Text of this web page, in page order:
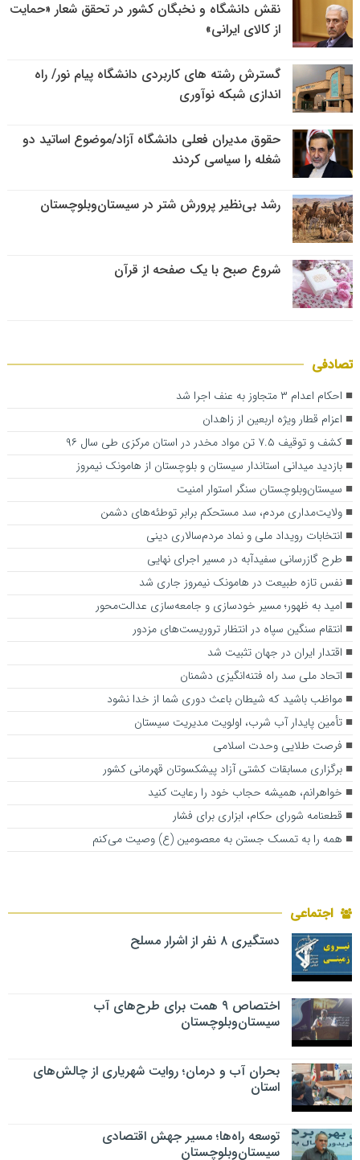
نقش دانشگاه و نخبگان کشور در تحقق شعار «حمایت
از کالای ایرانی»
گسترش رشته های کاربردی دانشگاه پیام نور/ راه
اندازی شبکه نوآوری
حقوق مدیران فعلی دانشگاه آزاد/موضوع اساتید دو
شغله را سیاسی کردند
رشد بی‌نظیر پرورش شتر در سیستان‌وبلوچستان
شروع صبح با یک صفحه از قرآن
تصادفی
احکام اعدام ۳ متجاوز به عنف اجرا شد
اعزام قطار ویژه اربعین از زاهدان
کشف و توقیف ۷.۵ تن مواد مخدر در استان مرکزی طی سال ۹۶
بازدید میدانی استاندار سیستان و بلوچستان از هامونک نیمروز
سیستان‌وبلوچستان سنگر استوار امنیت
ولایت‌مداری مردم، سد مستحکم برابر توطئه‌های دشمن
انتخابات رویداد ملی و نماد مردم‌سالاری دینی
طرح گازرسانی سفیدآبه در مسیر اجرای نهایی
نفس تازه طبیعت در هامونک نیمروز جاری شد
امید به ظهور؛ مسیر خودسازی و جامعه‌سازی عدالت‌محور
انتقام سنگین سپاه در انتظار تروریست‌های مزدور
اقتدار ایران در جهان تثبیت شد
اتحاد ملی سد راه فتنه‌انگیزی دشمنان
مواظب باشید که شیطان باعث دوری شما از خدا نشود
تأمین پایدار آب شرب، اولویت مدیریت سیستان
فرصت طلایی وحدت اسلامی
برگزاری مسابقات کشتی آزاد پیشکسوتان قهرمانی کشور
خواهرانم، همیشه حجاب خود را رعایت کنید
قطعنامه شورای حکام، ابزاری برای فشار
همه را به تمسک جستن به معصومین (ع) وصیت می‌کنم
اجتماعی
دستگیری ۸ نفر از اشرار مسلح
اختصاص ۹ همت برای طرح‌های آب
سیستان‌وبلوچستان
بحران آب و درمان؛ روایت شهریاری از چالش‌های
استان
توسعه راه‌ها؛ مسیر جهش اقتصادی
سیستان‌وبلوچستان